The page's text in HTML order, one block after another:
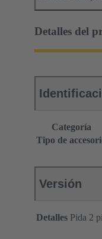
Detalles del
Categoría
Tipo de
Versión
Detalles Pida 2